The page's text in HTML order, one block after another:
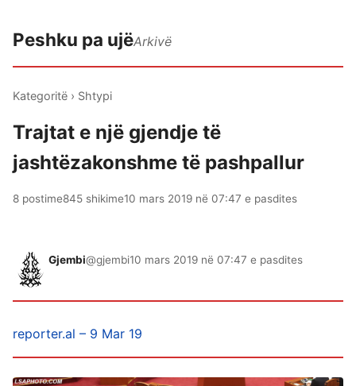
Peshku pa ujëArkivë
Kategoritë › Shtypi
Trajtat e një gjendje të
jashtëzakonshme të pashpallur
8 postime845 shikime10 mars 2019 në 07:47 e pasdites
Gjembi@gjembi10 mars 2019 në 07:47 e pasdites
reporter.al – 9 Mar 19